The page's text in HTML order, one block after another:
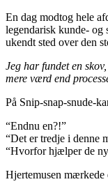
En dag modtog hele
legendarisk kunde- og
ukendt sted over den
Jeg har fundet en
mere værd end
På Snip-snap-snude-
“Endnu en?!”
“Det er tredje i denne
“Hvorfor hjælper de
Hjertemusen